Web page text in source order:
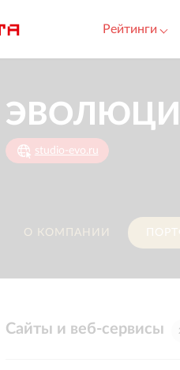
Рейтинги
studio-evo.ru
О КОМПАНИИ
Сайты и веб-сервисы